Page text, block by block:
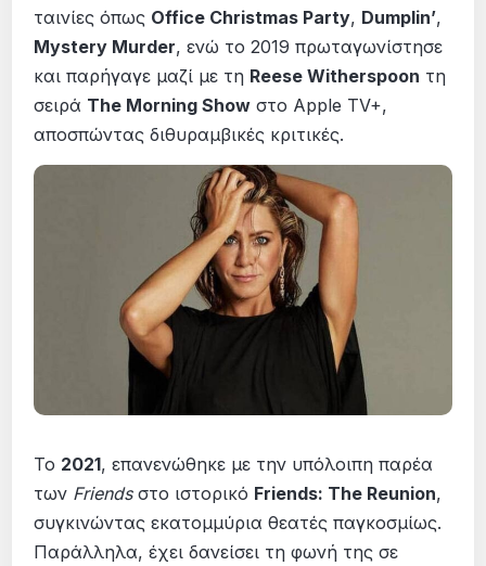
ταινίες όπως Office Christmas Party, Dumplin’,
Mystery Murder, ενώ το 2019 πρωταγωνίστησε
και παρήγαγε μαζί με τη Reese Witherspoon τη
σειρά The Morning Show στο Apple TV+,
αποσπώντας διθυραμβικές κριτικές.
Το 2021, επανενώθηκε με την υπόλοιπη παρέα
των Friendsστο ιστορικό Friends: The Reunion,
συγκινώντας εκατομμύρια θεατές παγκοσμίως.
Παράλληλα, έχει δανείσει τη φωνή της σε